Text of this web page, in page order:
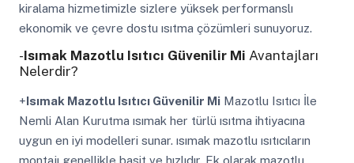
kiralama hizmetimizle sizlere yüksek performanslı
ekonomik ve çevre dostu ısıtma çözümleri sunuyoruz.
-Isımak Mazotlu Isıtıcı Güvenilir Mi Avantajları
Nelerdir?
+Isımak Mazotlu Isıtıcı Güvenilir MiMazotlu Isıtıcı İle
Nemli Alan Kurutma ısımak her türlü ısıtma ihtiyacına
uygun en iyi modelleri sunar. ısımak mazotlu ısıtıcıların